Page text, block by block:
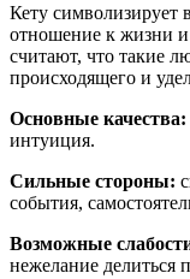
Кету символизирует
отношение к жизни
считают, что такие
происходящего и
Основные качества:
интуиция.
Сильные стороны:
события,
Возможные
нежелание делиться